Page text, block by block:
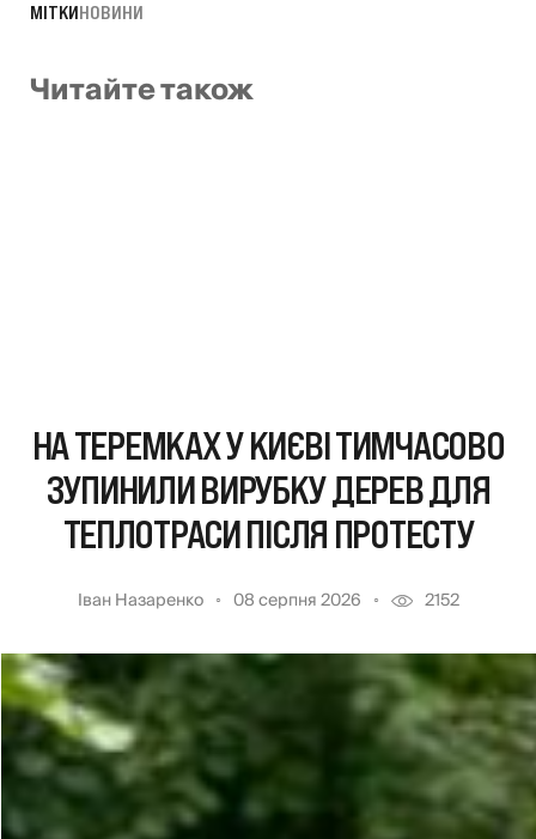
МІТКИНОВИНИ
Читайте також
НА ТЕРЕМКАХ У КИЄВІ ТИМЧАСОВО
ЗУПИНИЛИ ВИРУБКУ ДЕРЕВ ДЛЯ
ТЕПЛОТРАСИ ПІСЛЯ ПРОТЕСТУ
Іван Назаренко 08 серпня 2026 2152